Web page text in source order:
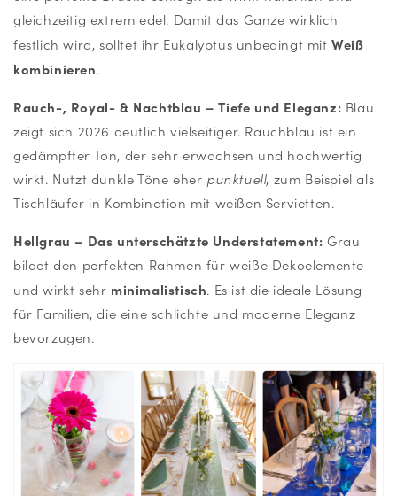
gleichzeitig extrem edel. Damit das Ganze wirklich
festlich wird, solltet ihr Eukalyptus unbedingt mitWeiß
kombinieren.
Rauch-, Royal- & Nachtblau – Tiefe und Eleganz: Blau
zeigt sich 2026 deutlich vielseitiger. Rauchblau ist ein
gedämpfter Ton, der sehr erwachsen und hochwertig
wirkt. Nutzt dunkle Töne eher punktuell, zum Beispiel als
Tischläufer in Kombination mit weißen Servietten.
Hellgrau – Das unterschätzte Understatement: Grau
bildet den perfekten Rahmen für weiße Dekoelemente
und wirkt sehr minimalistisch. Es ist die ideale Lösung
für Familien, die eine schlichte und moderne Eleganz
bevorzugen.